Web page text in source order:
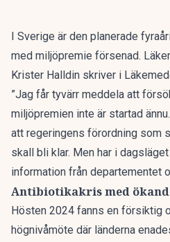
I Sverige är den planerade
med miljöpremie försenad.
Krister Halldin skriver i
”Jag får tyvärr meddela att
miljöpremien inte är startad
att regeringens förordning som
skall bli klar. Men har i
information från departementet
Antibiotikakris med
Hösten 2024 fanns en försiktig
högnivåmöte där länderna